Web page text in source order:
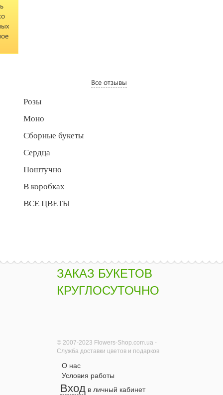
Все отзывы
Розы
Моно
Сборные букеты
Сердца
Поштучно
В коробках
ВСЕ ЦВЕТЫ
ЗАКАЗ БУКЕТОВ
КРУГЛОСУТОЧНО
© 2007-2023 Flowers-Shop.com.ua -
Служба доставки цветов и подарков
О нас
Условия работы
Вход в личный кабинет